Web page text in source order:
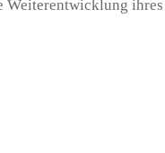
ihres